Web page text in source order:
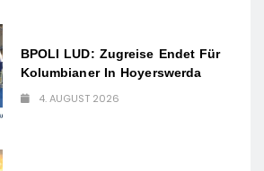
BPOLI LUD: Zugreise Endet Für
Kolumbianer In Hoyerswerda
4. AUGUST 2026